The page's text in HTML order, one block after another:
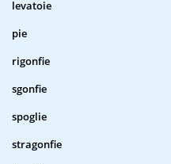
levatoie
pie
rigonfie
sgonfie
spoglie
stragonfie